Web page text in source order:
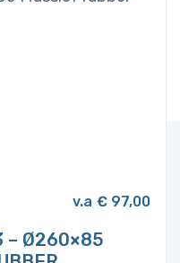
– Ø260×85
€ 97,00